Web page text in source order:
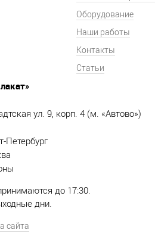
Оборудование
Наши работы
Контакты
Статьи
ул. 9, корп. 4 (м. «Автово»)
Петербург
до 17:30.
дни.
сайта